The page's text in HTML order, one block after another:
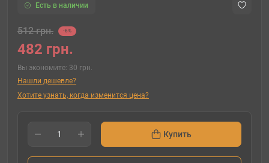
Есть в наличии
512 грн. -6%
482 грн.
Вы экономите: 30 грн.
Нашли дешевле?
Хотите узнать, когда изменится цена?
Купить